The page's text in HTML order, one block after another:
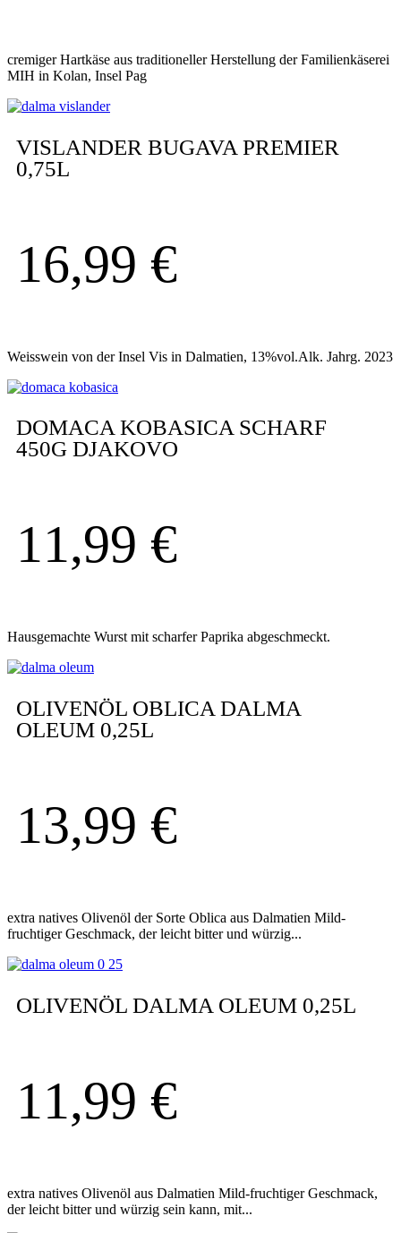
cremiger Hartkäse aus traditioneller Herstellung der Familienkäserei
MIH in Kolan, Insel Pag
VISLANDER BUGAVA PREMIER
0,75L
16,99 €
Weisswein von der Insel Vis in Dalmatien, 13%vol.Alk. Jahrg. 2023
DOMACA KOBASICA SCHARF
450G DJAKOVO
11,99 €
Hausgemachte Wurst mit scharfer Paprika abgeschmeckt.
OLIVENÖL OBLICA DALMA
OLEUM 0,25L
13,99 €
extra natives Olivenöl der Sorte Oblica aus Dalmatien Mild-
fruchtiger Geschmack, der leicht bitter und würzig...
OLIVENÖL DALMA OLEUM 0,25L
11,99 €
extra natives Olivenöl aus Dalmatien Mild-fruchtiger Geschmack,
der leicht bitter und würzig sein kann, mit...